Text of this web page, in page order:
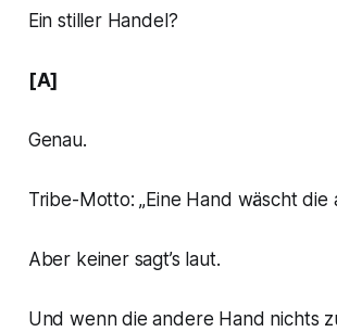
Ein stiller Handel?
[A]
Genau.
Tribe-Motto: „Eine Hand wäscht die
Aber keiner sagt’s laut.
Und wenn die andere Hand nichts